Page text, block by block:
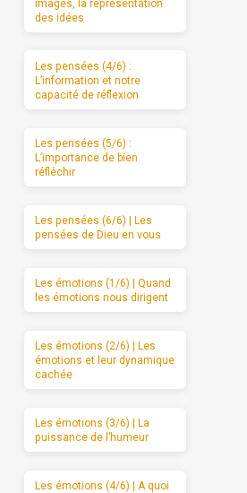
images, la représentation
des idées
Les pensées (4/6) :
L’information et notre
capacité de réflexion
Les pensées (5/6) :
L’importance de bien
réfléchir
Les pensées (6/6) | Les
pensées de Dieu en vous
Les émotions (1/6) | Quand
les émotions nous dirigent
Les émotions (2/6) | Les
émotions et leur dynamique
cachée
Les émotions (3/6) | La
puissance de l’humeur
Les émotions (4/6) | A quoi